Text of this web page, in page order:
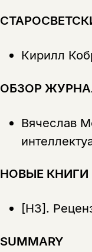
Кирилл
ОБЗОР
Вячеслав
НОВЫЕ КНИГИ
[НЗ].
SUMMARY